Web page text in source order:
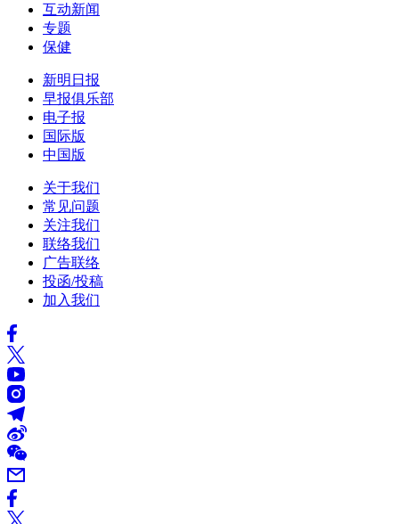
互动新闻
专题
保健
新明日报
早报俱乐部
电子报
国际版
中国版
关于我们
常见问题
关注我们
联络我们
广告联络
投函/投稿
加入我们